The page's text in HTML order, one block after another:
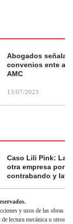
Abogados
convenios ente
AMC
13/07/2023
Caso Lili Pink: La
otra empresa por
contrabando y
y usos de las obras
lectura mecánica u otros